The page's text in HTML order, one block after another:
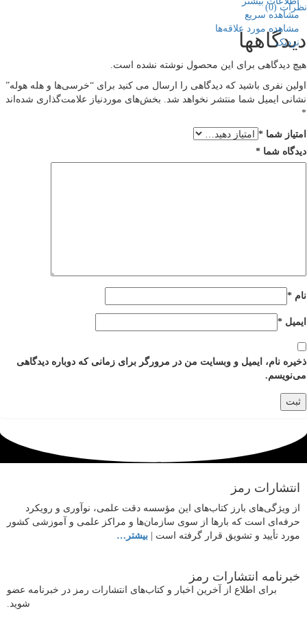
مشاهده سریع
مشاهده مورد علاقه‌ها
نزدیک
نظرات (0)
دیدگاهها
هیچ دیدگاهی برای این محصول نوشته نشده است.
اولین نفری باشید که دیدگاهی را ارسال می کنید برای “خرسی‌ها و هله هوله”
نشانی ایمیل شما منتشر نخواهد شد. بخش‌های موردنیاز علامت‌گذاری شده‌اند
*
امتیاز شما *
دیدگاه شما *
نام *
ایمیل *
ذخیره نام، ایمیل و وبسایت من در مرورگر برای زمانی که دوباره دیدگاهی
می‌نویسم.
انتشارات رمز
از ویژگی‌های بارز کتاب‌های این مؤسسه دقت علمی، نوآوری و رویکرد
حرفه‌ای است که بارها از سوی سازمان‌ها و مراکز علمی و آموزشی کشور
مورد تأیید و تشویق قرار گرفته است | بیشتر…
خبرنامه انتشارات رمز
برای اطلاع از آخرین اخبار و کتاب‌های انتشارات رمز در خبرنامه عضو
شوید.